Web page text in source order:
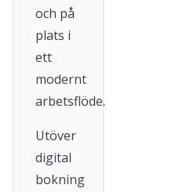
och på
plats i
ett
modernt
arbetsflöde.
Utöver
digital
bokning